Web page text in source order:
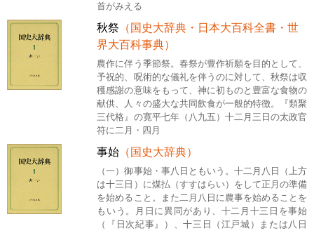
首がみえる
秋祭 （国史大辞典・日本大百科全書・世
界大百科事典）
農作に伴う季節祭。春祭が豊作祈願を目的として、
予祝的、呪術的な儀礼を伴うのに対して、秋祭は収
穫感謝の意味をもって、神に初ものと豊富な食物の
献供、人々の盛大な共同飲食が一般的特徴。『類聚
三代格』の寛平七年（八九五）十二月三日の太政官
符に二月・四月
事始 （国史大辞典）
（一）御事始・事八日ともいう。十二月八日（上方
は十三日）に煤払（すすはらい）をして正月の準備
を始めること。また二月八日に農事を始めることを
もいう。月日に異同があり、十二月十三日を事始
（『日次紀事』）、十三日（江戸城）または八日